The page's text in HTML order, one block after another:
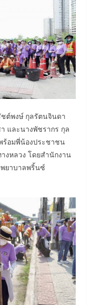
ต์พงษ์ กุลรัตนจินดา
และนางพัชรากร กุล
ร้อมพี่น้องประชาชน
งหลวง โดยสำนักงาน
ยาบาลพริ้นซ์